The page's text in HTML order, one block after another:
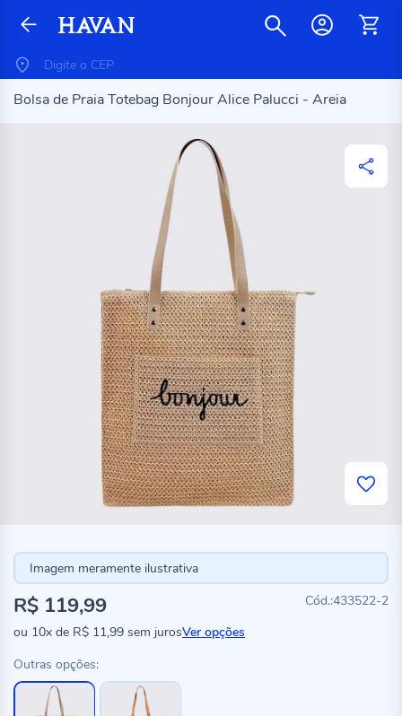
Bolsa de Praia Totebag Bonjour Alice Palucci - Areia
Imagem meramente ilustrativa
433522-2
R$ 119,99
ou 10x de R$ 11,99 sem jurosVer opções
Outras opções: